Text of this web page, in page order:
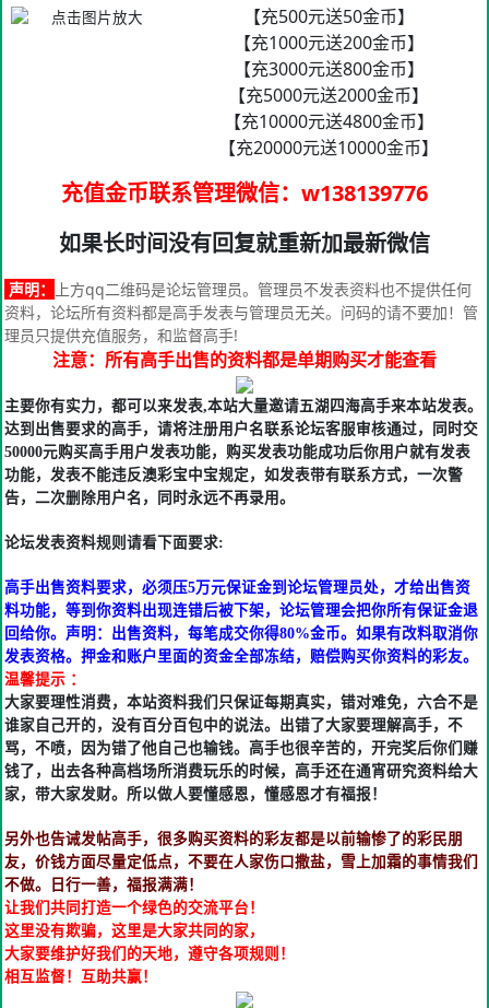
【充500元送50金币】
【充1000元送200金币】
【充3000元送800金币】
【充5000元送2000金币】
【充10000元送4800金币】
【充20000元送10000金币】
充值金币联系管理微信：w138139776
如果长时间没有回复就重新加最新微信
声明：
上方qq二维码是论坛管理员。管理员不发表资料也不提供任何
资料，论坛所有资料都是高手发表与管理员无关。问码的请不要加！管
理员只提供充值服务，和监督高手!
注意：所有高手出售的资料都是单期购买才能查看
主要你有实力，都可以来发表,本站大量邀请五湖四海高手来本站发表。
达到出售要求的高手，请将注册用户名联系论坛客服审核通过，同时交
50000元购买高手用户发表功能，购买发表功能成功后你用户就有发表
功能，发表不能违反澳彩宝中宝规定，如发表带有联系方式，一次警
告，二次删除用户名，同时永远不再录用。
论坛发表资料规则请看下面要求:
高手出售资料要求，必须压5万元保证金到论坛管理员处，才给出售资
料功能，等到你资料出现连错后被下架，论坛管理会把你所有保证金退
回给你。声明：出售资料，每笔成交你得80%金币。如果有改料取消你
发表资格。押金和账户里面的资金全部冻结，赔偿购买你资料的彩友。
温馨提示 ：
大家要理性消费，本站资料我们只保证每期真实，错对难免，六合不是
谁家自己开的，没有百分百包中的说法。出错了大家要理解高手，不
骂，不喷，因为错了他自己也输钱。高手也很辛苦的，开完奖后你们赚
钱了，出去各种高档场所消费玩乐的时候，高手还在通宵研究资料给大
家，带大家发财。所以做人要懂感恩，懂感恩才有福报！
另外也告诫发帖高手，很多购买资料的彩友都是以前输惨了的彩民朋
友，价钱方面尽量定低点，不要在人家伤口撒盐，雪上加霜的事情我们
不做。日行一善，福报满满！
让我们共同打造一个绿色的交流平台！
这里没有欺骗，这里是大家共同的家，
大家要维护好我们的天地，遵守各项规则！
相互监督！互助共赢！